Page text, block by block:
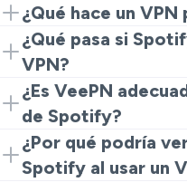
¡Absolutamente!
accede a Spotify desde
¿Qué hace un
Un VPN cifra tu
restricciones
¿Qué pasa si
VPN?
Si encuentras
usar un protocolo
aplicación.
¿Es VeePN
de Spotify?
¡Sí! VeePN ofrece
dispositivos móviles,
música sobre la marcha.
¿Por qué podría
Spotify al usar un